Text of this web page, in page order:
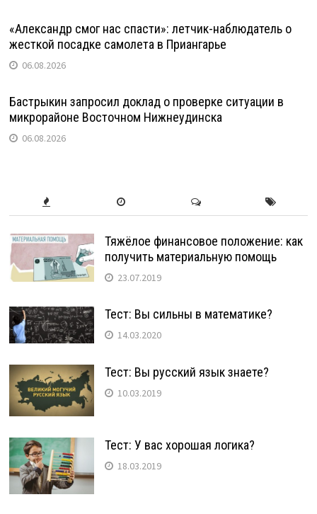
«Александр смог нас спасти»: летчик-наблюдатель о
жесткой посадке самолета в Приангарье
06.08.2026
Бастрыкин запросил доклад о проверке ситуации в
микрорайоне Восточном Нижнеудинска
06.08.2026
Тяжёлое финансовое положение: как
получить материальную помощь
23.07.2019
Тест: Вы сильны в математике?
14.03.2020
Тест: Вы русский язык знаете?
10.03.2019
Тест: У вас хорошая логика?
18.03.2019